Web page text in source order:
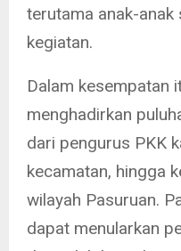
terutama anak-anak
kegiatan.
Dalam kesempatan
menghadirkan
dari pengurus PKK
kecamatan, hingga
wilayah Pasuruan.
dapat menularkan